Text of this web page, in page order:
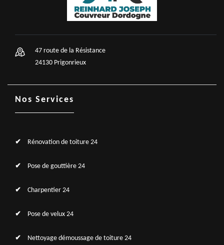
47 route de la Résistance
24130 Prigonrieux
Nos Services
Rénovation de toiture 24
Pose de gouttière 24
Charpentier 24
Pose de velux 24
Nettoyage démoussage de toiture 24